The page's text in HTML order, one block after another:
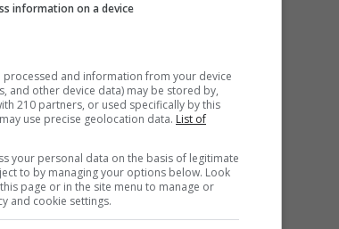
information on a device
and information from your device
and other device data) may be stored by,
210 partners, or used specifically by this
use precise geolocation data. List of
your personal data on the basis of legitimate
to by managing your options below. Look
page or in the site menu to manage or
and cookie settings.